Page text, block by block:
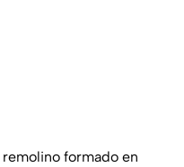
formado en